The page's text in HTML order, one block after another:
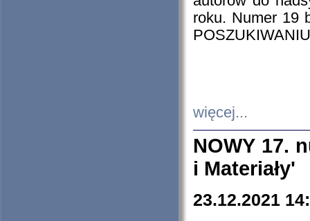
roku. Numer 19
więcej...
NOWY 17.
i Materiały'
23.12.2021